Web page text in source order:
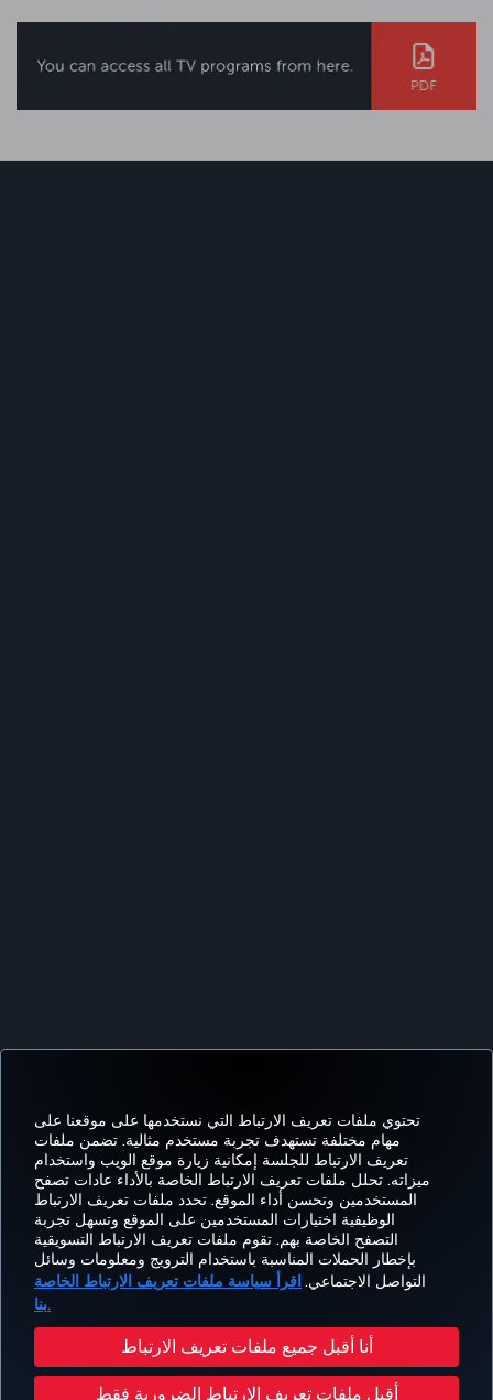
تحتوي ملفات تعريف الارتباط التي نستخدمها على موقعنا على
مهام مختلفة تستهدف تجربة مستخدم مثالية. تضمن ملفات
تعريف الارتباط للجلسة إمكانية زيارة موقع الويب واستخدام
ميزاته. تحلل ملفات تعريف الارتباط الخاصة بالأداء عادات تصفح
المستخدمين وتحسن أداء الموقع. تحدد ملفات تعريف الارتباط
الوظيفية اختيارات المستخدمين على الموقع وتسهل تجربة
التصفح الخاصة بهم. تقوم ملفات تعريف الارتباط التسويقية
بإخطار الحملات المناسبة باستخدام الترويج ومعلومات وسائل
التواصل الاجتماعي. اقرأ سياسة ملفات تعريف الارتباط الخاصة
بنا.
أنا أقبل جميع ملفات تعريف الارتباط
أقبل ملفات تعريف الارتباط الضرورية فقط
Facebook
TwitterInstagram
YouTubeLinkedIn
تيك توك
BlogPinterest
الحجز
والإدارة
خبرة
العروض
والوجهات
مساعدة MILES&SMILES
CORPORATE
CLUB
سياسة الخصوصية وملفات تعريف الارتباط إشعار قانوني حقوق المسافر
تغيير إعدادات ملفات تعريف الارتباط خطة خدمة عملاء وزارة النقل الأمريكية
حقوق أصحاب البيانات في الإتحاد الأوروبي